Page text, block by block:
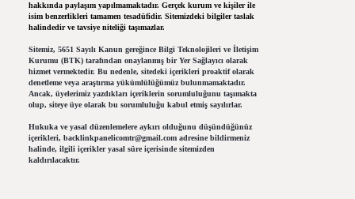
hakkında paylaşım yapılmamaktadır. Gerçek kurum ve kişiler ile
isim benzerlikleri tamamen tesadüfidir. Sitemizdeki bilgiler taslak
halindedir ve tavsiye niteliği taşımazlar.
Sitemiz, 5651 Sayılı Kanun gereğince Bilgi Teknolojileri ve İletişim
Kurumu (BTK) tarafından onaylanmış bir Yer Sağlayıcı olarak
hizmet vermektedir. Bu nedenle, sitedeki içerikleri proaktif olarak
denetleme veya araştırma yükümlülüğümüz bulunmamaktadır.
Ancak, üyelerimiz yazdıkları içeriklerin sorumluluğunu taşımakta
olup, siteye üye olarak bu sorumluluğu kabul etmiş sayılırlar.
Hukuka ve yasal düzenlemelere aykırı olduğunu düşündüğünüz
içerikleri, backlinkpanelicomtr@gmail.comadresine bildirmeniz
halinde, ilgili içerikler yasal süre içerisinde sitemizden
kaldırılacaktır.